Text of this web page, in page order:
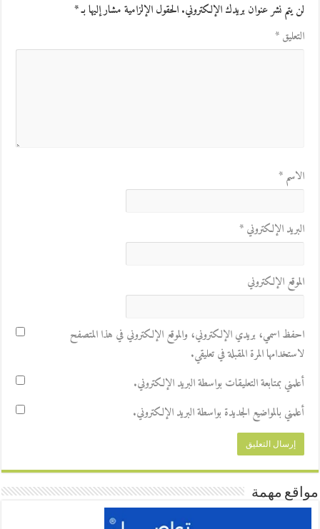
لن يتم نشر عنوان بريدك الإلكتروني.الحقول الإلزامية مشار إليها بـ*
التعليق*
الاسم*
البريد الإلكتروني*
الموقع الإلكتروني
احفظ اسمي، بريدي الإلكتروني، والموقع الإلكتروني في هذا المتصفح
لاستخدامها المرة المقبلة في تعليقي.
أعلمني بمتابعة التعليقات بواسطة البريد الإلكتروني.
أعلمني بالمواضيع الجديدة بواسطة البريد الإلكتروني.
مواقع مهمة